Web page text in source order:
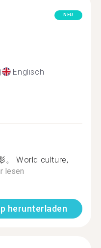
NEU
Englisch
。 World culture,
lesen
herunterladen